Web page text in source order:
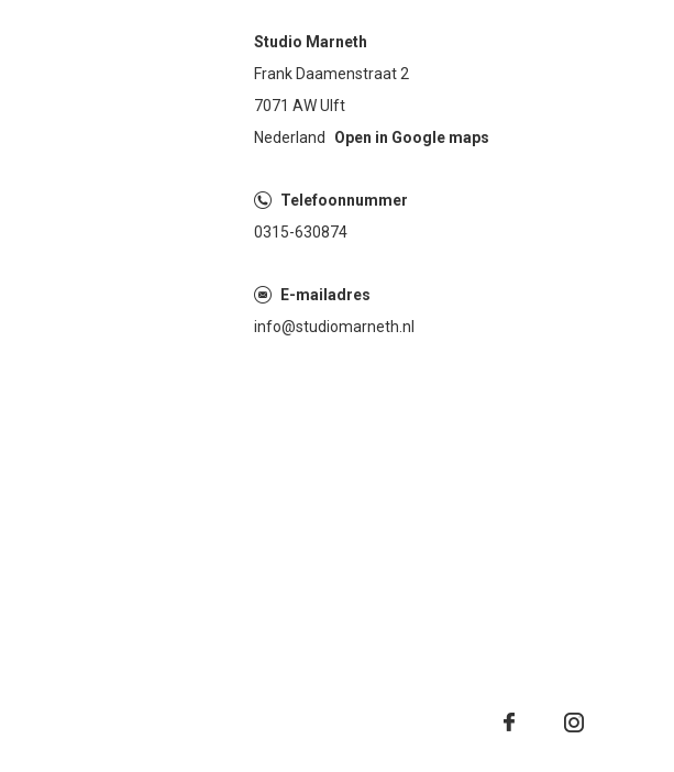
Studio Marneth
Frank Daamenstraat 2
7071 AW Ulft
Nederland
Open in Google maps
Telefoonnummer
0315-630874
E-mailadres
info@studiomarneth.nl